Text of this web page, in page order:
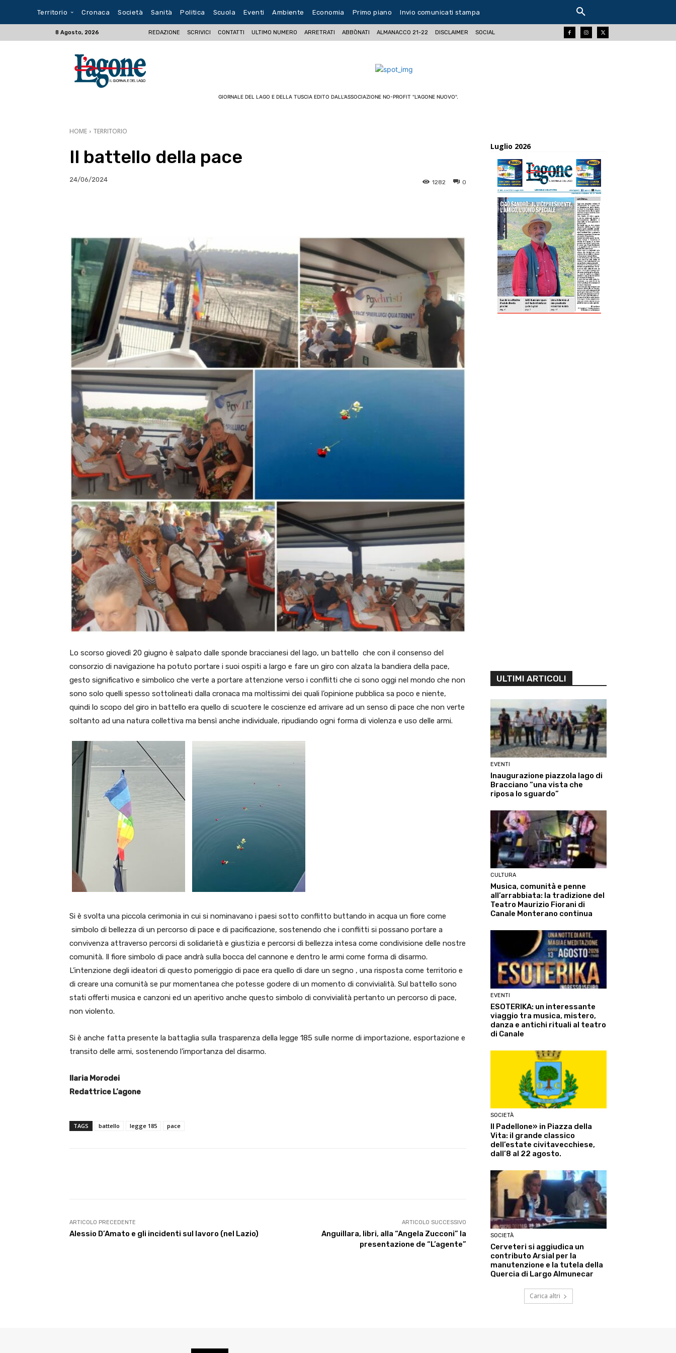
Territorio Cronaca Società Sanità Politica Scuola Eventi Ambiente Economia Primo piano Invio comunicati stampa
8 Agosto, 2026 REDAZIONE SCRIVICI CONTATTI ULTIMO NUMERO ARRETRATI ABBÒNATI ALMANACCO 21-22 DISCLAIMER SOCIAL
GIORNALE DEL LAGO E DELLA TUSCIA EDITO DALL'ASSOCIAZIONE NO-PROFIT "L'AGONE NUOVO".
HOME TERRITORIO
Il battello della pace
24/06/2024 0
1282
Tumblr Telegram
Lo scorso giovedì 20 giugno è salpato dalle sponde braccianesi del lago, un battello che con il consenso del
consorzio di navigazione ha potuto portare i suoi ospiti a largo e fare un giro con alzata la bandiera della pace,
gesto significativo e simbolico che verte a portare attenzione verso i conflitti che ci sono oggi nel mondo che non
sono solo quelli spesso sottolineati dalla cronaca ma moltissimi dei quali l’opinione pubblica sa poco e niente,
quindi lo scopo del giro in battello era quello di scuotere le coscienze ed arrivare ad un senso di pace che non verte
soltanto ad una natura collettiva ma bensì anche individuale, ripudiando ogni forma di violenza e uso delle armi.
Si è svolta una piccola cerimonia in cui si nominavano i paesi sotto conflitto buttando in acqua un fiore come
simbolo di bellezza di un percorso di pace e di pacificazione, sostenendo che i conflitti si possano portare a
convivenza attraverso percorsi di solidarietà e giustizia e percorsi di bellezza intesa come condivisione delle nostre
comunità. Il fiore simbolo di pace andrà sulla bocca del cannone e dentro le armi come forma di disarmo.
L’intenzione degli ideatori di questo pomeriggio di pace era quello di dare un segno , una risposta come territorio e
di creare una comunità se pur momentanea che potesse godere di un momento di convivialità. Sul battello sono
stati offerti musica e canzoni ed un aperitivo anche questo simbolo di convivialità pertanto un percorso di pace,
non violento.
Si è anche fatta presente la battaglia sulla trasparenza della legge 185 sulle norme di importazione, esportazione e
transito delle armi, sostenendo l’importanza del disarmo.
Ilaria Morodei
Redattrice L’agone
TAGS battello legge 185 pace
Linkedin ReddIt
ARTICOLO PRECEDENTE
Alessio D’Amato e gli incidenti sul lavoro (nel Lazio)
ARTICOLO SUCCESSIVO
Anguillara, libri, alla “Angela Zucconi” la
presentazione de “L’agente”
Luglio 2026
ULTIMI ARTICOLI
EVENTI
Inaugurazione piazzola lago di
Bracciano “una vista che
riposa lo sguardo”
CULTURA
Musica, comunità e penne
all’arrabbiata: la tradizione del
Teatro Maurizio Fiorani di
Canale Monterano continua
EVENTI
ESOTERIKA: un interessante
viaggio tra musica, mistero,
danza e antichi rituali al teatro
di Canale
SOCIETÀ
Il Padellone» in Piazza della
Vita: il grande classico
dell’estate civitavecchiese,
dall’8 al 22 agosto.
SOCIETÀ
Cerveteri si aggiudica un
contributo Arsial per la
manutenzione e la tutela della
Quercia di Largo Almunecar
Carica altri